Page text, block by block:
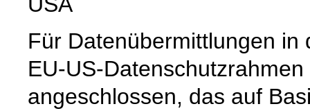
Für Datenübermittlungen in
EU-US-
angeschlossen, das auf